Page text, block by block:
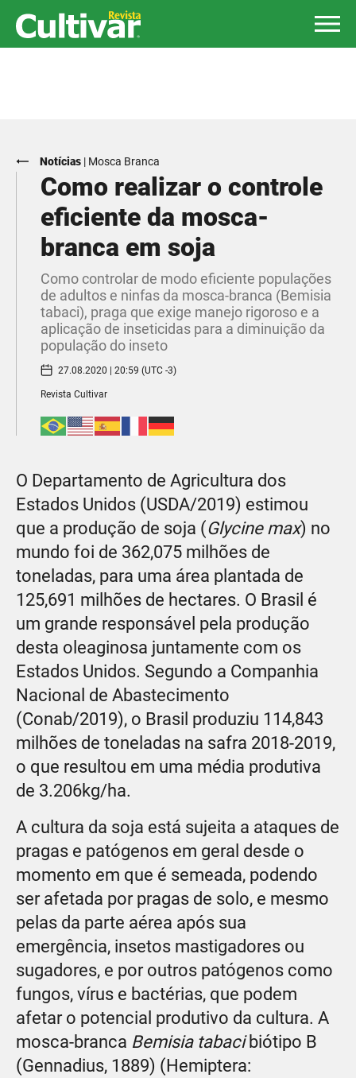
Notícias | Mosca Branca
Como realizar o controle
eficiente da mosca-
branca em soja
Como controlar de modo eficiente populações
de adultos e ninfas da mosca-branca (Bemisia
tabaci), praga que exige manejo rigoroso e a
aplicação de inseticidas para a diminuição da
população do inseto
27.08.2020 | 20:59 (UTC -3)
Revista Cultivar
O Departamento de Agricultura dos
Estados Unidos (USDA/2019) estimou
que a produção de soja (Glycine max) no
mundo foi de 362,075 milhões de
toneladas, para uma área plantada de
125,691 milhões de hectares. O Brasil é
um grande responsável pela produção
desta oleaginosa juntamente com os
Estados Unidos. Segundo a Companhia
Nacional de Abastecimento
(Conab/2019), o Brasil produziu 114,843
milhões de toneladas na safra 2018-2019,
o que resultou em uma média produtiva
de 3.206kg/ha.
A cultura da soja está sujeita a ataques de
pragas e patógenos em geral desde o
momento em que é semeada, podendo
ser afetada por pragas de solo, e mesmo
pelas da parte aérea após sua
emergência, insetos mastigadores ou
sugadores, e por outros patógenos como
fungos, vírus e bactérias, que podem
afetar o potencial produtivo da cultura. A
mosca-branca Bemisia tabacibiótipo B
(Gennadius, 1889) (Hemiptera: